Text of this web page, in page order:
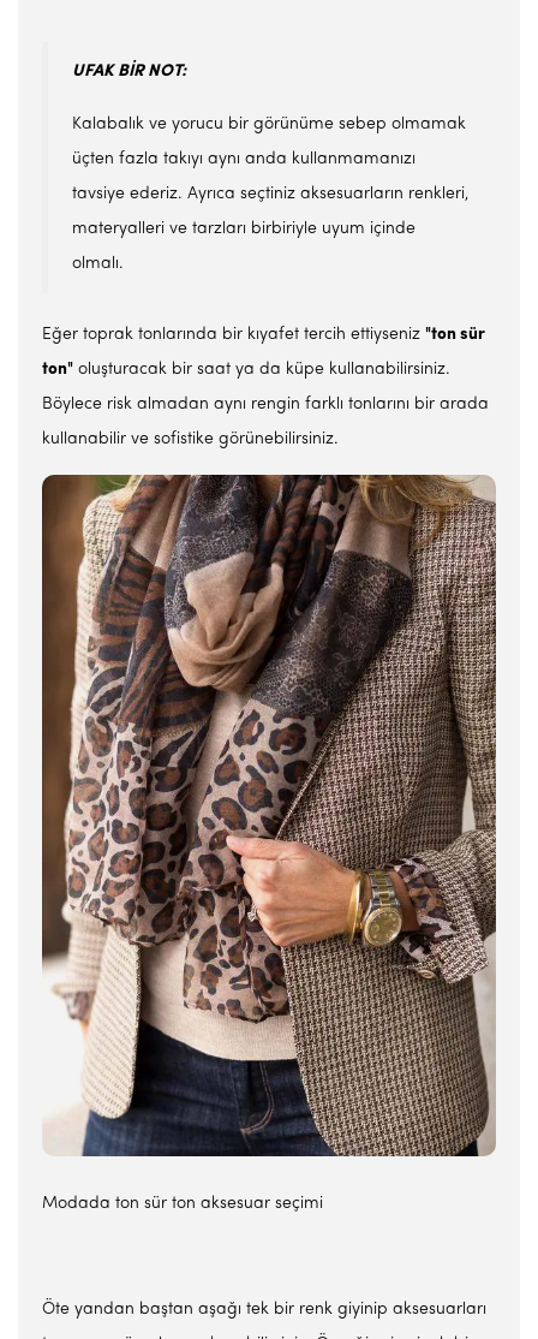
UFAK BİR NOT:
Kalabalık ve yorucu bir görünüme sebep olmamak
üçten fazla takıyı aynı anda kullanmamanızı
tavsiye ederiz. Ayrıca seçtiniz aksesuarların renkleri,
materyalleri ve tarzları birbiriyle uyum içinde
olmalı.
Eğer toprak tonlarında bir kıyafet tercih ettiyseniz "ton sür
ton" oluşturacak bir saat ya da küpe kullanabilirsiniz.
Böylece risk almadan aynı rengin farklı tonlarını bir arada
kullanabilir ve sofistike görünebilirsiniz.
Modada ton sür ton aksesuar seçimi
Öte yandan baştan aşağı tek bir renk giyinip aksesuarları